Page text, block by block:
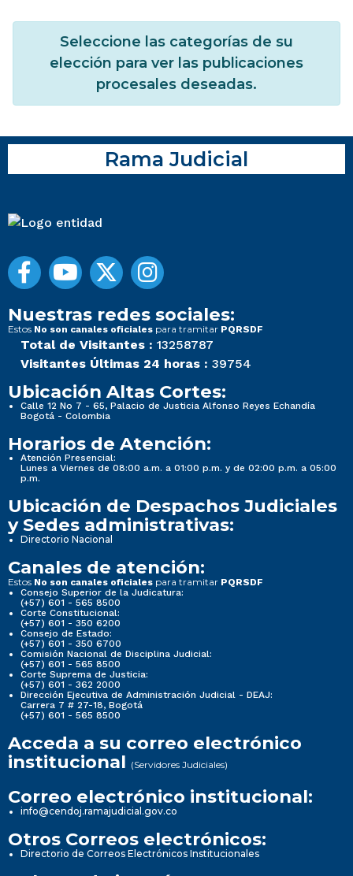
Seleccione las categorías de su
elección para ver las publicaciones
procesales deseadas.
Rama Judicial
Nuestras redes sociales:
Estos No son canales oficiales para tramitar PQRSDF
Total de Visitantes : 13258787
Visitantes Últimas 24 horas : 39754
Ubicación Altas Cortes:
Calle 12 No 7 - 65, Palacio de Justicia Alfonso Reyes Echandía
Bogotá - Colombia
Horarios de Atención:
Atención Presencial:
Lunes a Viernes de 08:00 a.m. a 01:00 p.m. y de 02:00 p.m. a 05:00
p.m.
Ubicación de Despachos Judiciales
y Sedes administrativas:
Directorio Nacional
Canales de atención:
Estos No son canales oficiales para tramitar PQRSDF
Consejo Superior de la Judicatura:
(+57) 601 - 565 8500
Corte Constitucional:
(+57) 601 - 350 6200
Consejo de Estado:
(+57) 601 - 350 6700
Comisión Nacional de Disciplina Judicial:
(+57) 601 - 565 8500
Corte Suprema de Justicia:
(+57) 601 - 362 2000
Dirección Ejecutiva de Administración Judicial - DEAJ:
Carrera 7 # 27-18, Bogotá
(+57) 601 - 565 8500
Acceda a su correo electrónico
institucional (Servidores Judiciales)
Correo electrónico institucional:
info@cendoj.ramajudicial.gov.co
Otros Correos electrónicos:
Directorio de Correos Electrónicos Institucionales